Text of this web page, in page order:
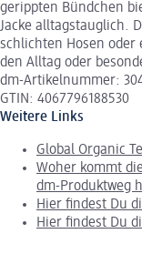
gerippten Bündchen
Jacke alltagstauglich.
schlichten Hosen
den Alltag oder
dm-Artikelnummer:
GTIN: 4067796188530
Weitere Links
Global Organic
Woher kommt
dm-Produktweg
Hier findest Du
Hier findest Du